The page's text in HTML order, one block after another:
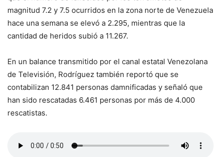
magnitud 7.2 y 7.5 ocurridos en la zona norte de Venezuela
hace una semana se elevó a 2.295, mientras que la
cantidad de heridos subió a 11.267.
En un balance transmitido por el canal estatal Venezolana
de Televisión, Rodríguez también reportó que se
contabilizan 12.841 personas damnificadas y señaló que
han sido rescatadas 6.461 personas por más de 4.000
rescatistas.